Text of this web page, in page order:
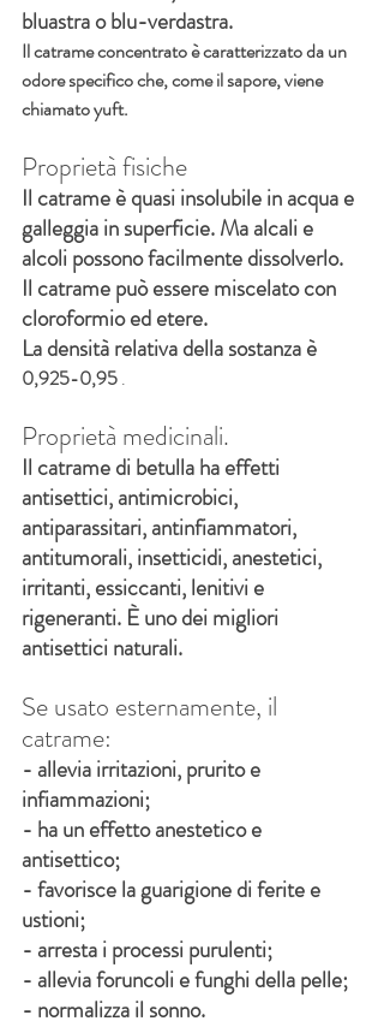
bluastra o blu-verdastra.
Il catrame concentrato è caratterizzato da un
odore specifico che, come il sapore, viene
chiamato yuft.
Proprietà fisiche
Il catrame è quasi insolubile in acqua e
galleggia in superficie. Ma alcali e
alcoli possono facilmente dissolverlo.
Il catrame può essere miscelato con
cloroformio ed etere.
La densità relativa della sostanza è
0,925-0,95 .
Proprietà medicinali.
Il catrame di betulla ha effetti
antisettici, antimicrobici,
antiparassitari, antinfiammatori,
antitumorali, insetticidi, anestetici,
irritanti, essiccanti, lenitivi e
rigeneranti. È uno dei migliori
antisettici naturali.
Se usato esternamente, il
catrame:
- allevia irritazioni, prurito e
infiammazioni;
- ha un effetto anestetico e
antisettico;
- favorisce la guarigione di ferite e
ustioni;
- arresta i processi purulenti;
- allevia foruncoli e funghi della pelle;
- normalizza il sonno.